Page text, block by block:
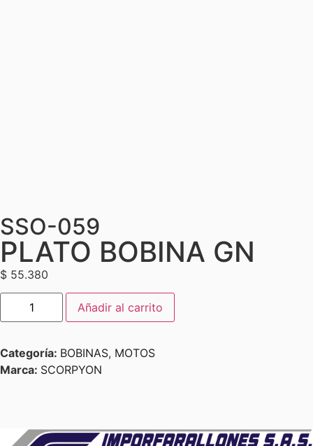
SSO-059
PLATO BOBINA GN
$ 55.380
Añadir al carrito
Categoría: BOBINAS, MOTOS
Marca: SCORPYON